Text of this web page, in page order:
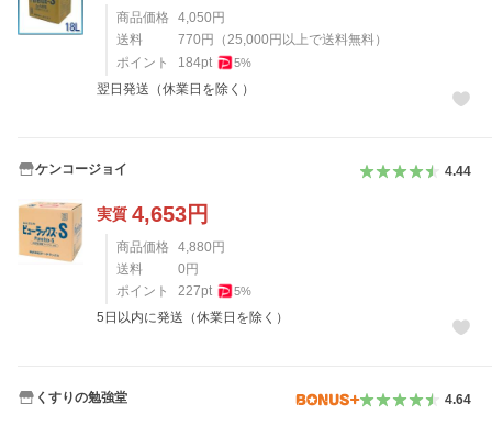
商品価格 4,050 円
送料
770 円 （25,000 円以上で送料無料）
ポイント
184pt 5%
翌日発送（休業日を除く）
ケンコージョイ 4.44
実質 4,653円
商品価格 4,880 円
送料
0 円
ポイント
227pt 5%
5日以内に発送（休業日を除く）
くすりの勉強堂 4.64